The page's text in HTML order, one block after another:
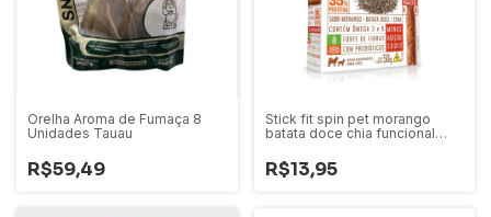
Orelha Aroma de Fumaça 8
Unidades Tauau
R$59,49
Stick fit spin pet morango
batata doce chia funcional
R$13,95